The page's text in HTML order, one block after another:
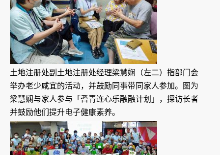
土地注册处副土地注册处经理梁慧娴（左二）指部门会
举办老少咸宜的活动，并鼓励同事带同家人参加。图为
梁慧娴与家人参与「耆青连心乐融融计划」，探访长者
并鼓励他们提升电子健康素养。